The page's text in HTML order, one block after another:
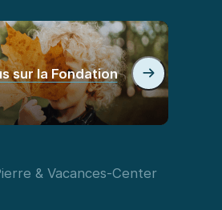
sur la Fondation
& Vacances-Center